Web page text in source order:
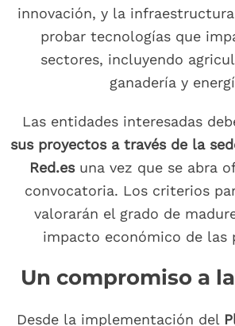
innovación, y la
probar tecnologías que
sectores, incluyendo
ganadería y
Las entidades interesadas
sus proyectos a través de la
Red.esuna vez que se abra
convocatoria. Los criterios
valorarán el grado de
impacto económico de las
Un compromiso a
Desde la implementación del